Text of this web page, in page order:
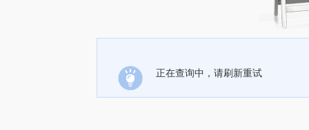
正在查询中，请刷新重试